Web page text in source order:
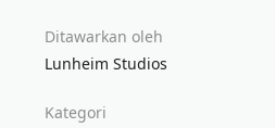
Ditawarkan oleh
Lunheim Studios
Kategori